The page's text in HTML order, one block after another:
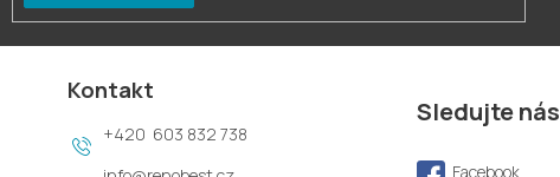
Kontakt
603 832 738
Sledujte nás
Facebook